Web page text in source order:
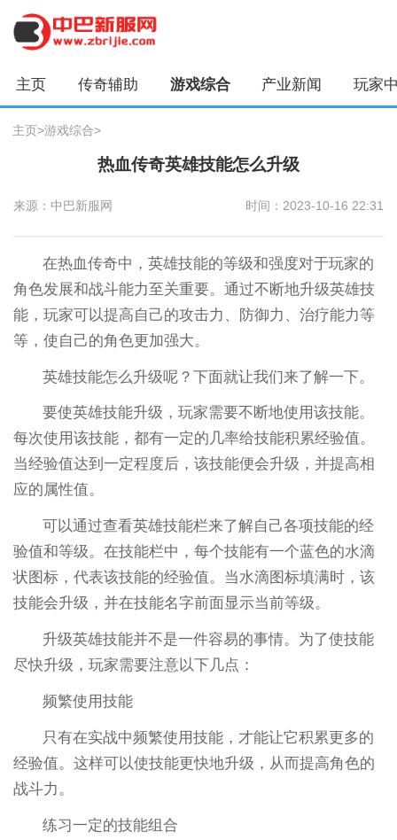
主页 传奇辅助 游戏综合 产业新闻 玩家
主页>游戏综合>
热血传奇英雄技能怎么升级
来源：中巴新服网 时间：2023-10-16 22:31
在热血传奇中，英雄技能的等级和强度对于玩家的
角色发展和战斗能力至关重要。通过不断地升级英雄技
能，玩家可以提高自己的攻击力、防御力、治疗能力等
等，使自己的角色更加强大。
英雄技能怎么升级呢？下面就让我们来了解一下。
要使英雄技能升级，玩家需要不断地使用该技能。
每次使用该技能，都有一定的几率给技能积累经验值。
当经验值达到一定程度后，该技能便会升级，并提高相
应的属性值。
可以通过查看英雄技能栏来了解自己各项技能的经
验值和等级。在技能栏中，每个技能有一个蓝色的水滴
状图标，代表该技能的经验值。当水滴图标填满时，该
技能会升级，并在技能名字前面显示当前等级。
升级英雄技能并不是一件容易的事情。为了使技能
尽快升级，玩家需要注意以下几点：
频繁使用技能
只有在实战中频繁使用技能，才能让它积累更多的
经验值。这样可以使技能更快地升级，从而提高角色的
战斗力。
练习一定的技能组合